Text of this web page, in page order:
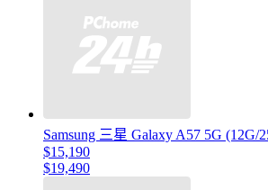
Samsung 三星 Galaxy A57 5G (12G/
$15,190
$19,490